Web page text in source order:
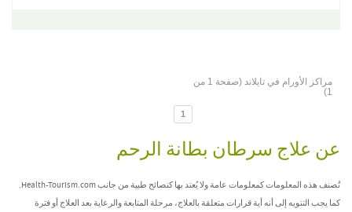
مراكز الأورام في تايلاند (صفحة 1 من
1)
1
عن علاج سرطان بطانة الرحم
تُصنف هذه المعلومات كمعلومات عامة ولا يُعتد بها كنصائح طبية من جانب Health-Tourism.com.
كما يجب التنويه إلى أنه أية قرارات متعلقة بالعلاج، مرحلة المتابعة والرعاية بعد العلاج أو فترة